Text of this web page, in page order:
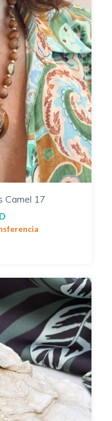
Camel 17